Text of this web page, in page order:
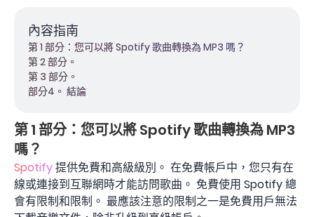
內容指南
第 1 部分：您可以將 Spotify 歌曲轉換為 MP3 嗎？
第 2 部分。
第 3 部分。
部分4。 結論
第 1 部分：您可以將 Spotify 歌曲轉換為 MP3
嗎？
Spotify提供免費和高級級別。 在免費帳戶中，您只有在
線或連接到互聯網時才能訪問歌曲。 免費使用 Spotify 總
會有限制和限制。 最應該注意的限制之一是免費用戶無法